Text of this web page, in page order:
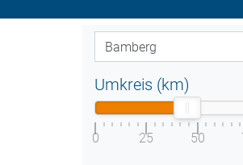
Umkreis (km)
0 25 50